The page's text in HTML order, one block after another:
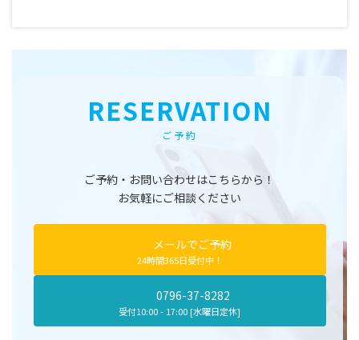
RESERVATION
ご予約
ご予約・お問い合わせはこちらから！
お気軽にご相談ください
メールでご予約
24時間365日受付中！
0796-37-8282
受付10:00 - 17:00 [水曜日定休]